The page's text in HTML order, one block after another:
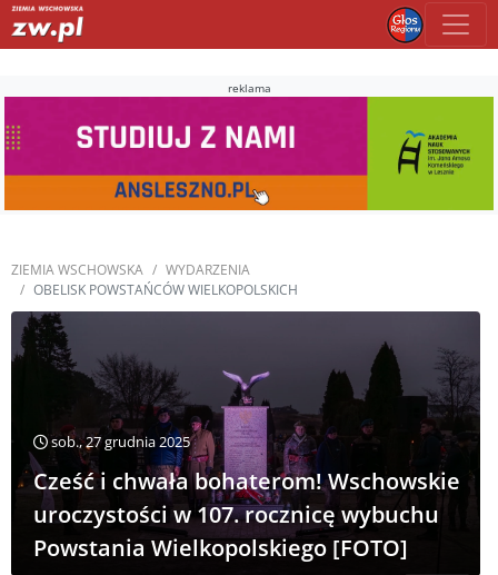
reklama
ZIEMIA WSCHOWSKA
WYDARZENIA
OBELISK POWSTAŃCÓW WIELKOPOLSKICH
sob., 27 grudnia 2025
Cześć i chwała bohaterom! Wschowskie
uroczystości w 107. rocznicę wybuchu
Powstania Wielkopolskiego [FOTO]